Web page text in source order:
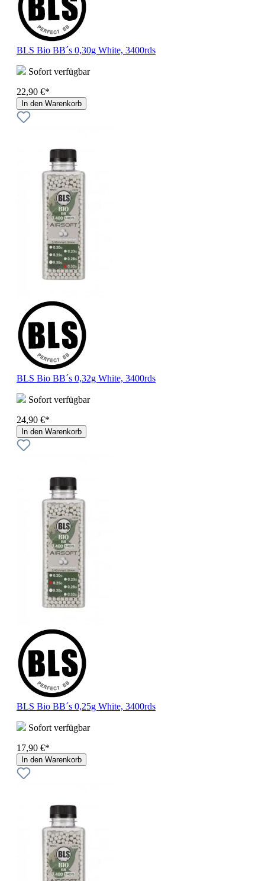
BLS Bio BB´s 0,30g White, 3400rds
Sofort verfügbar
22,90 €*
In den Warenkorb
BLS Bio BB´s 0,32g White, 3400rds
Sofort verfügbar
24,90 €*
In den Warenkorb
BLS Bio BB´s 0,25g White, 3400rds
Sofort verfügbar
17,90 €*
In den Warenkorb